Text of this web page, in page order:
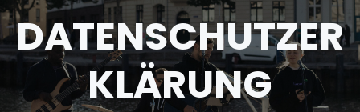
DATENSCHUTZER
KLÄRUNG